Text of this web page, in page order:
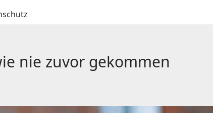
nie zuvor gekommen